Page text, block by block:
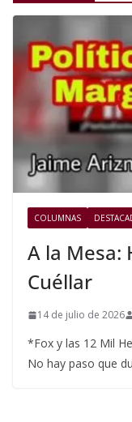
COLUMNAS
A la Mesa:
Cuéllar
14 de julio de 2026
*Fox y las 12 Mil
No hay paso que